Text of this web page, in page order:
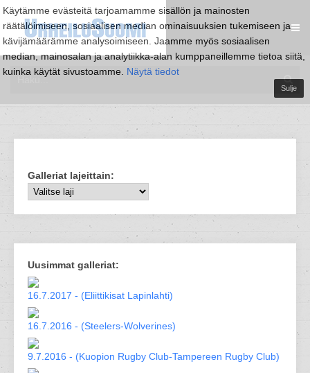
Käytämme evästeitä tarjoamamme sisällön ja mainosten
räätälöimiseen, sosiaalisen median ominaisuuksien tukemiseen ja
kävijämäärämme analysoimiseen. Jaamme myös sosiaalisen
median, mainosalan ja analytiikka-alan kumppaneillemme tietoa siitä,
kuinka käytät sivustoamme. Näytä tiedot
Sulje
Galleriat lajeittain:
Uusimmat galleriat:
16.7.2017 - (Eliittikisat Lapinlahti)
16.7.2016 - (Steelers-Wolverines)
9.7.2016 - (Kuopion Rugby Club-Tampereen Rugby Club)